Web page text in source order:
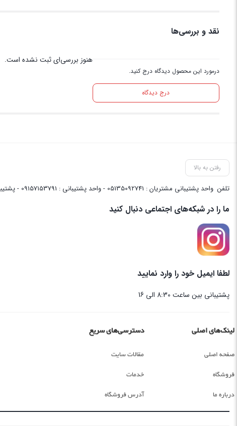
نقد و بررسی‌ها
درمورد این محصول دیدگاه درج کنید.
درج دیدگاه
هنوز بررسی‌ای ثبت نشده است.
رفتن به بالا
تلفن واحد پشتیبانی مشتریان : 05135092741 - واحد پشتیبانی : 09157153791 - پشتیبانی واحد فنی سایت : 09058048656
ما را در شبکه‌های اجتماعی دنبال کنید
لطفا ایمیل خود را وارد نمایید
پشتیبانی بین ساعت 8:30 الی 16
لینک‌های اصلی
صفحه اصلی
فروشگاه
درباره ما
دسترسی‌های سریع
مقالات سایت
خدمات
آدرس فروشگاه